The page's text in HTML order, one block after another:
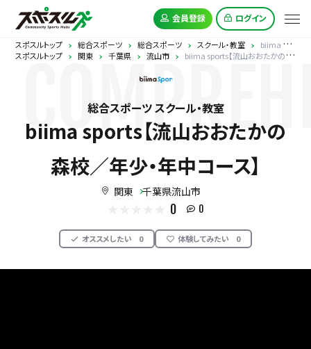
会員登録 ログイン
スポスルトップ 総合スポーツ 総合スポーツ スクール・教室
biima sports【流山おおたかの森校／年少・年中コース】
スポスルトップ
関東 千葉県 流山市 biima sports【流山おおたかの森校／年少・年中コース】
総合スポーツ スクール・教室
biima sports【流山おおたかの
森校／年少・年中コース】
関東 千葉県流山市
0 0
オススメしたい 0 体験してみたい 0